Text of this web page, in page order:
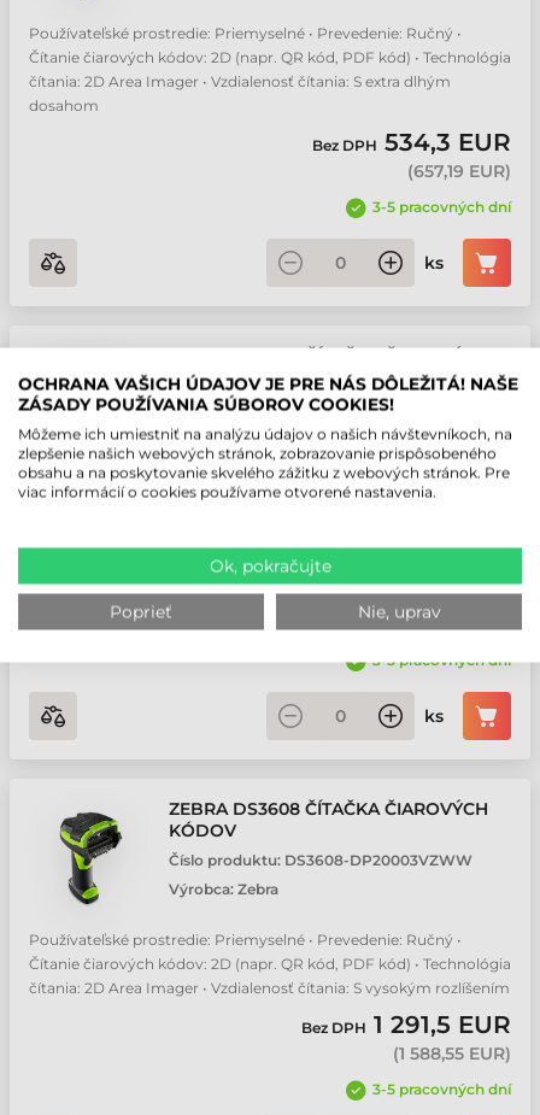
Používateľské prostredie: Priemyselné • Prevedenie: Ručný •
Čítanie čiarových kódov: 2D (napr. QR kód, PDF kód) • Technológia
čítania: 2D Area Imager • Vzdialenosť čítania: S extra dlhým
dosahom
Bez DPH 534,3 EUR
(657,19 EUR)
3-5 pracovných dní
ks
ZEBRA DS3608 ČÍTAČKA ČIAROVÝCH
KÓDOV
Číslo produktu:DS3608-ER3U4602ZVW
Výrobca:Zebra
Používateľské prostredie: Priemyselné • Prevedenie: Ručný •
Bez DPH558,2 EUR
(686,59 EUR)
3-5 pracovných dní
ks
ZEBRA DS3608 ČÍTAČKA ČIAROVÝCH
KÓDOV
Číslo produktu: DS3608-DP20003VZWW
Výrobca: Zebra
Používateľské prostredie: Priemyselné • Prevedenie: Ručný •
Čítanie čiarových kódov: 2D (napr. QR kód, PDF kód) • Technológia
čítania: 2D Area Imager • Vzdialenosť čítania: S vysokým rozlíšením
Bez DPH 1 291,5 EUR
(1 588,55 EUR)
3-5 pracovných dní
OCHRANA VAŠICH ÚDAJOV JE PRE NÁS DÔLEŽITÁ! NAŠE
ZÁSADY POUŽÍVANIA SÚBOROV COOKIES!
Môžeme ich umiestniť na analýzu údajov o našich návštevníkoch, na
zlepšenie našich webových stránok, zobrazovanie prispôsobeného
obsahu a na poskytovanie skvelého zážitku z webových stránok. Pre
viac informácií o cookies používame otvorené nastavenia.
Ok, pokračujte
Poprieť Nie, uprav